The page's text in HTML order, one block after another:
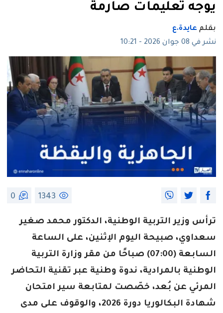
يوجه تعليمات صارمة
بقلم عايدة.ع
نشر في 08 جوان 2026 - 10:21
1343
0
ترأس وزير التربية الوطنية، الدكتور محمد صغير
سعداوي، صبيحة اليوم الإثنين، على الساعة
السابعة (07:00) صباحًا من مقر وزارة التربية
الوطنية بالمرادية، ندوة وطنية عبر تقنية التحاضر
المرئي عن بُعد، خصّصت لمتابعة سير امتحان
شهادة البكالوريا دورة 2026، والوقوف على مدى